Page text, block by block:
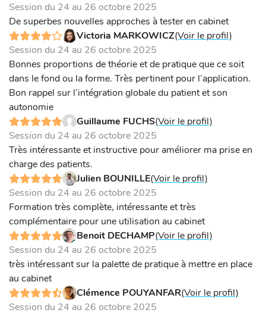
Session du 24 au 26 octobre 2025
De superbes nouvelles approches à tester en cabinet
Victoria MARKOWICZ(Voir le profil)
Session du 24 au 26 octobre 2025
Bonnes proportions de théorie et de pratique que ce soit
dans le fond ou la forme. Très pertinent pour l’application.
Bon rappel sur l’intégration globale du patient et son
autonomie
Guillaume FUCHS(Voir le profil)
Session du 24 au 26 octobre 2025
Très intéressante et instructive pour améliorer ma prise en
charge des patients.
Julien BOUNILLE(Voir le profil)
Session du 24 au 26 octobre 2025
Formation très complète, intéressante et très
complémentaire pour une utilisation au cabinet
Benoit DECHAMP(Voir le profil)
Session du 24 au 26 octobre 2025
très intéressant sur la palette de pratique à mettre en place
au cabinet
Clémence POUYANFAR(Voir le profil)
Session du 24 au 26 octobre 2025